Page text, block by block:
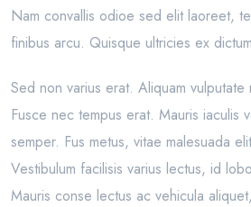
Nam convallis odioe sed elit laoreet,
finibus arcu. Quisque ultricies ex
Sed non varius erat. Aliquam
Fusce nec tempus erat. Mauris iaculis
semper. Fus metus, vitae malesuada
Vestibulum facilisis varius lectus, id
Mauris conse lectus ac vehicula